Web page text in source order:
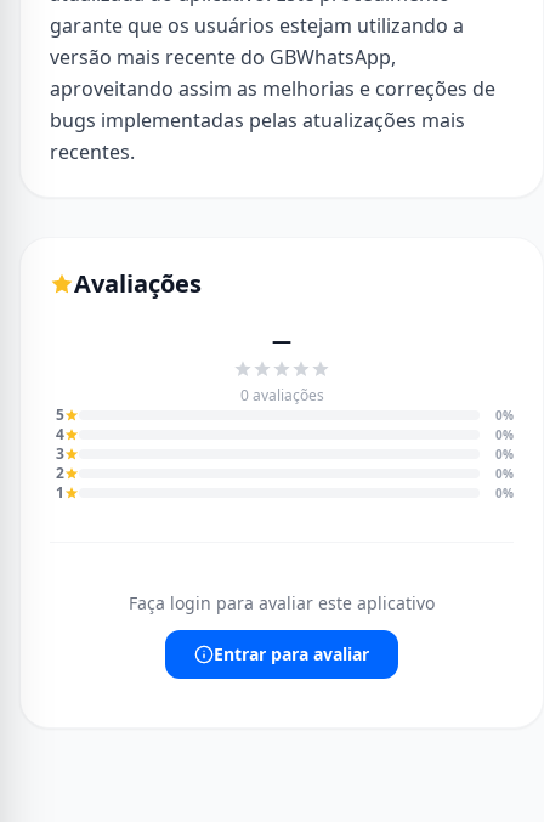
garante que os usuários estejam utilizando a
versão mais recente do GBWhatsApp,
aproveitando assim as melhorias e correções de
bugs implementadas pelas atualizações mais
recentes.
Avaliações
—
0 avaliações
5
0%
4 0%
3 0%
2 0%
1 0%
Faça login para avaliar este aplicativo
Entrar para avaliar